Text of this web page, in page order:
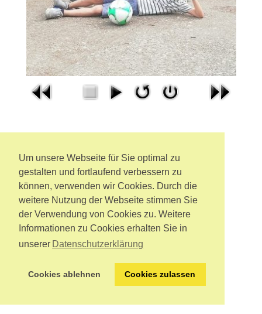
Um unsere Webseite für Sie optimal zu
gestalten und fortlaufend verbessern zu
können, verwenden wir Cookies. Durch die
weitere Nutzung der Webseite stimmen Sie
der Verwendung von Cookies zu. Weitere
Informationen zu Cookies erhalten Sie in
unserer Datenschutzerklärung
Cookies ablehnen Cookies zulassen